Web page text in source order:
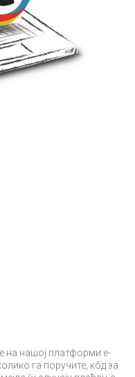
на нашој платформи е-
га поручите, кôд за